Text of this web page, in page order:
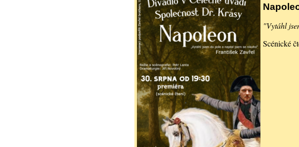
"Vytáhl
Scénické